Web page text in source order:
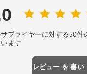
サプライヤーに対する50件
ます
レビュー を 書い